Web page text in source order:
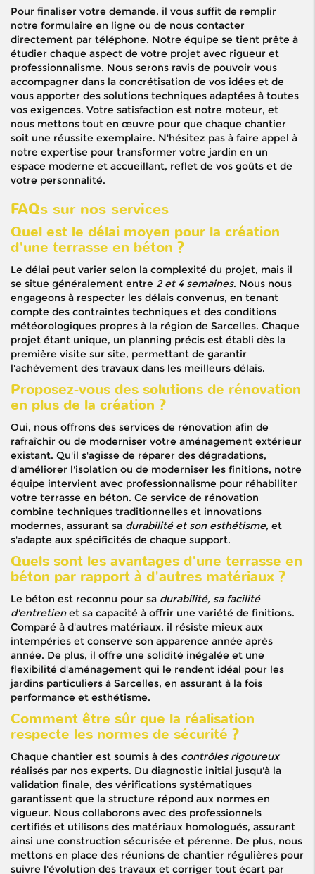
Pour finaliser votre demande, il vous suffit de remplir
notre formulaire en ligne ou de nous contacter
directement par téléphone. Notre équipe se tient prête à
étudier chaque aspect de votre projet avec rigueur et
professionnalisme. Nous serons ravis de pouvoir vous
accompagner dans la concrétisation de vos idées et de
vous apporter des solutions techniques adaptées à toutes
vos exigences. Votre satisfaction est notre moteur, et
nous mettons tout en œuvre pour que chaque chantier
soit une réussite exemplaire. N'hésitez pas à faire appel à
notre expertise pour transformer votre jardin en un
espace moderne et accueillant, reflet de vos goûts et de
votre personnalité.
FAQs sur nos services
Quel est le délai moyen pour la création
d'une terrasse en béton ?
Le délai peut varier selon la complexité du projet, mais il
se situe généralement entre 2 et 4 semaines. Nous nous
engageons à respecter les délais convenus, en tenant
compte des contraintes techniques et des conditions
météorologiques propres à la région de Sarcelles. Chaque
projet étant unique, un planning précis est établi dès la
première visite sur site, permettant de garantir
l'achèvement des travaux dans les meilleurs délais.
Proposez-vous des solutions de rénovation
en plus de la création ?
Oui, nous offrons des services de rénovation afin de
rafraîchir ou de moderniser votre aménagement extérieur
existant. Qu'il s'agisse de réparer des dégradations,
d'améliorer l'isolation ou de moderniser les finitions, notre
équipe intervient avec professionnalisme pour réhabiliter
votre terrasse en béton. Ce service de rénovation
combine techniques traditionnelles et innovations
modernes, assurant sa durabilité et son esthétisme, et
s'adapte aux spécificités de chaque support.
Quels sont les avantages d'une terrasse en
béton par rapport à d'autres matériaux ?
Le béton est reconnu pour sa durabilité, sa facilité
d'entretienet sa capacité à offrir une variété de finitions.
Comparé à d'autres matériaux, il résiste mieux aux
intempéries et conserve son apparence année après
année. De plus, il offre une solidité inégalée et une
flexibilité d'aménagement qui le rendent idéal pour les
jardins particuliers à Sarcelles, en assurant à la fois
performance et esthétisme.
Comment être sûr que la réalisation
respecte les normes de sécurité ?
Chaque chantier est soumis à des contrôles rigoureux
réalisés par nos experts. Du diagnostic initial jusqu'à la
validation finale, des vérifications systématiques
garantissent que la structure répond aux normes en
vigueur. Nous collaborons avec des professionnels
certifiés et utilisons des matériaux homologués, assurant
ainsi une construction sécurisée et pérenne. De plus, nous
mettons en place des réunions de chantier régulières pour
suivre l'évolution des travaux et corriger tout écart par